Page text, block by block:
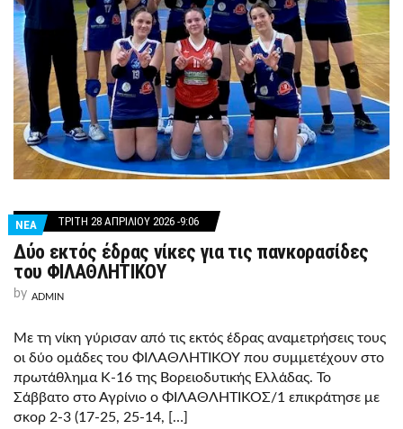
ΝΕΑ ΤΡΊΤΗ 28 ΑΠΡΙΛΊΟΥ 2026 -9:06
Δύο εκτός έδρας νίκες για τις πανκορασίδες
του ΦΙΛΑΘΛΗΤΙΚΟΥ
by ADMIN
Με τη νίκη γύρισαν από τις εκτός έδρας αναμετρήσεις τους
οι δύο ομάδες του ΦΙΛΑΘΛΗΤΙΚΟΥ που συμμετέχουν στο
πρωτάθλημα Κ-16 της Βορειοδυτικής Ελλάδας. Το
Σάββατο στο Αγρίνιο ο ΦΙΛΑΘΛΗΤΙΚΟΣ/1 επικράτησε με
σκορ 2-3 (17-25, 25-14, […]